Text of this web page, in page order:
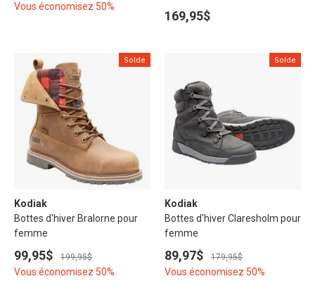
Vous économisez 50%
169,95$
Solde
Kodiak
Bottes d'hiver Bralorne pour
femme
99,95$ 199,95$
Vous économisez 50%
Solde
Kodiak
Bottes d'hiver Claresholm pour
femme
89,97$ 179,95$
Vous économisez 50%